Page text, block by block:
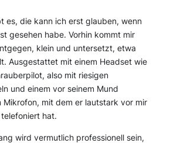
es, die kann ich erst glauben, wenn
gesehen habe. Vorhin kommt mir
klein und untersetzt, etwa
Ausgestattet mit einem Headset wie
also mit riesigen
und einem vor seinem Mund
Mikrofon, mit dem er lautstark vor mir
hat.
wird vermutlich professionell sein,